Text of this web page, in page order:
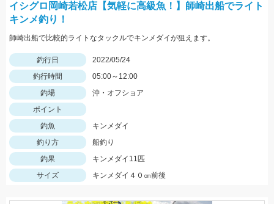
イシグロ岡崎若松店【気軽に高級魚！】師崎出船でライト
キンメ釣り！
師崎出船で比較的ライトなタックルでキンメダイが狙えます。
釣行日
2022/05/24
釣行時間
05:00～12:00
釣場
沖・オフショア
ポイント
釣魚
キンメダイ
釣り方
船釣り
釣果
キンメダイ11匹
サイズ
キンメダイ４０㎝前後